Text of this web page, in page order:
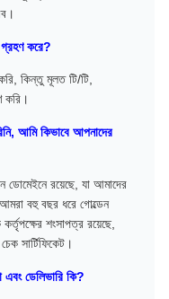
করে?
কিন্তু মূলত টি/টি,
করি।
আমি কিভাবে আপনাদের
রয়েছে, যা আমাদের
বহু বছর ধরে গোল্ডেন
শংসাপত্র রয়েছে,
সার্টিফিকেট।
এবং ডেলিভারি কি?